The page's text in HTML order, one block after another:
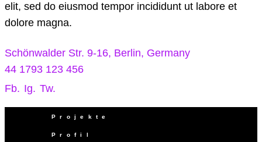
elit, sed do eiusmod tempor incididunt ut labore et
dolore magna.
Schönwalder Str. 9-16, Berlin, Germany
44 1793 123 456
Fb. Ig. Tw.
Projekte
Profil